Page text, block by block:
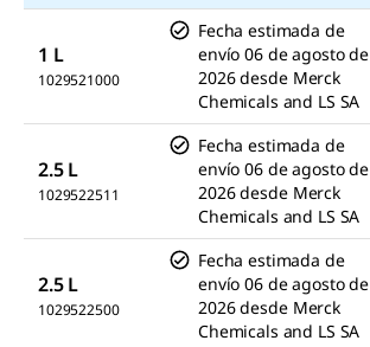
1 L
1029521000
Fecha estimada de
envío 06 de agosto de
2026 desde Merck
Chemicals and LS SA
2.5 L
1029522511
Fecha estimada de
envío 06 de agosto de
2026 desde Merck
Chemicals and LS SA
2.5 L
1029522500
Fecha estimada de
envío 06 de agosto de
2026 desde Merck
Chemicals and LS SA